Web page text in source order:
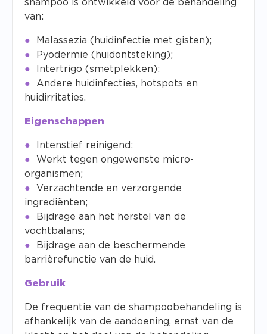
shampoo is ontwikkeld voor de behandeling
van:
Malassezia (huidinfectie met gisten);
Pyodermie (huidontsteking);
Intertrigo (smetplekken);
Andere huidinfecties, hotspots en
huidirritaties.
Eigenschappen
Intenstief reinigend;
Werkt tegen ongewenste micro-
organismen;
Verzachtende en verzorgende
ingrediënten;
Bijdrage aan het herstel van de
vochtbalans;
Bijdrage aan de beschermende
barrièrefunctie van de huid.
Gebruik
De frequentie van de shampoobehandeling is
afhankelijk van de aandoening, ernst van de